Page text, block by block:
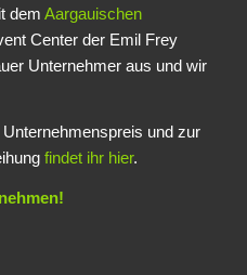
dem Aargauischen
Center der Emil Frey
Unternehmer aus und wir
und zur
findet ihr hier.